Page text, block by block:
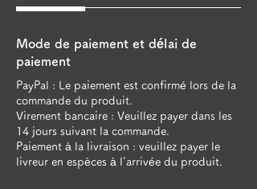
Mode de paiement et délai de
paiement
PayPal : Le paiement est confirmé lors de la
commande du produit.
Virement bancaire : Veuillez payer dans les
14 jours suivant la commande.
Paiement à la livraison : veuillez payer le
livreur en espèces à l'arrivée du produit.